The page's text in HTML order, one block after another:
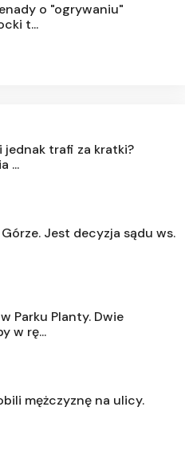
o "ogrywaniu"
t...
jednak trafi za kratki?
...
Jest decyzja sądu ws.
Parku Planty. Dwie
w rę...
mężczyznę na ulicy.